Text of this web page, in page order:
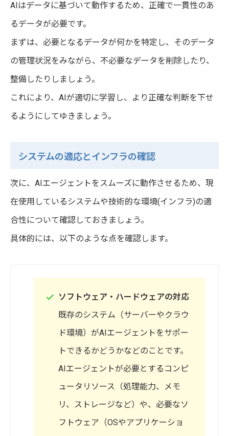
AIはデータに基づいて動作するため、正確で一貫性のあ
るデータが必要です。
まずは、必要となるデータが何かを特定し、そのデータ
の管理状況をみながら、不必要なデータを削除したり、
整備したりしましょう。
これにより、AIが適切に学習し、より正確な判断を下せ
るようにしてゆきましょう。
システムの適応とインフラの確認
次に、AIエージェントをスムーズに動作させるため、現
在使用しているシステムや技術的な環境(インフラ)の適
合性について確認しておきましょう。
具体的には、以下のような点を確認します。
ソフトウェア・ハードウェアの対応
既存のシステム（サーバーやクラウ
ド環境）がAIエージェントをサポー
トできるかどうかなどのことです。
AIエージェントが必要とするコンピ
ュータリソース（処理能力、メモ
リ、ストレージなど）や、必要なソ
フトウェア（OSやアプリケーショ